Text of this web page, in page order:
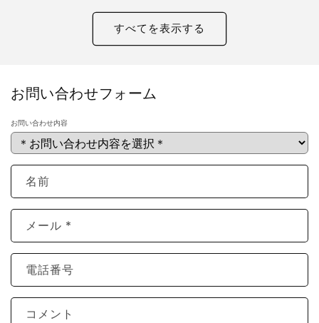
すべてを表示する
お問い合わせフォーム
お問い合わせ内容
名前
メール *
電話番号
コメント